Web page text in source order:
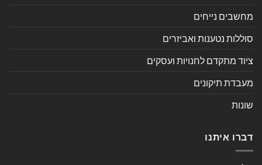
מחשבים נייחים
סוללות נטענות ואביזרים
ציוד מתקדם לחנויות ועסקים
מעבדת תיקונים
שונות
דברו איתנו